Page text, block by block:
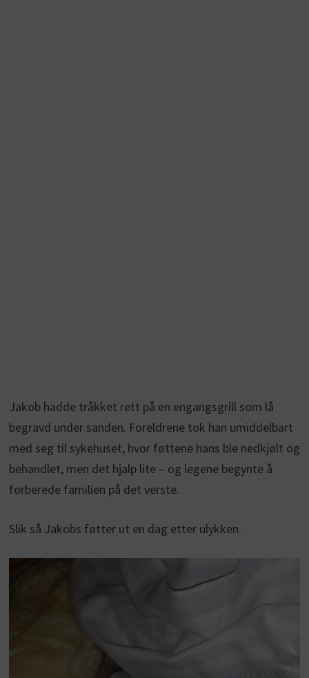
Jakob hadde tråkket rett på en engangsgrill som lå
begravd under sanden. Foreldrene tok han umiddelbart
med seg til sykehuset, hvor føttene hans ble nedkjølt og
behandlet, men det hjalp lite – og legene begynte å
forberede familien på det verste.
Slik så Jakobs føtter ut en dag etter ulykken.